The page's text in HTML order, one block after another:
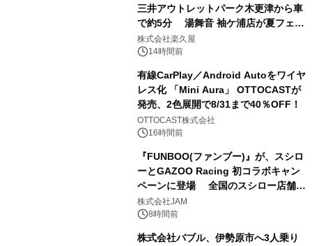
三井アウトレットパーク木更津から車
で約5分 湯舞音 袖ケ浦店が夏フェア
メニューを提供
株式会社楽久屋
14時間前
有線CarPlay／Android Autoをワイヤ
レス化 「Mini Aura」 OTTOCASTが
発売、2色展開で8/31まで40％OFF！
OTTOCAST株式会社
16時間前
『FUNBOO(ファンブー)』が、スシロ
ーとGAZOO Racing 初コラボキャン
ペーンに登場 全国のスシロー店舗で
GR 4車種の FUNBOO(ミニカー)付き
メニューが展開されます
株式会社JAM
8時間前
株式会社バブル、伊勢原市へ3人乗り